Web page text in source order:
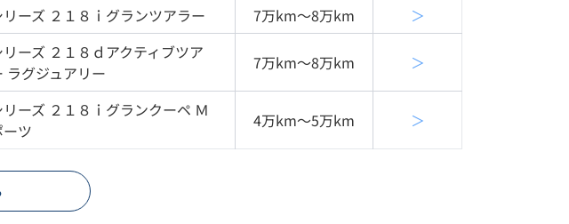
リーズ ２１８ｉグランツアラー 7万km〜8万km ＞
リーズ ２１８ｄアクティブツア
ラグジュアリー
7万km〜8万km ＞
リーズ ２１８ｉグランクーペ Ｍ
ツ
4万km〜5万km ＞